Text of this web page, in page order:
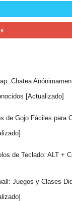
Chatea
[Actualizado]
de Gojo Fáciles para
de Teclado: ALT +
Juegos y Clases